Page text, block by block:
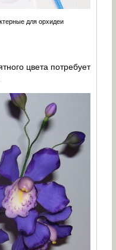
для орхидеи
цвета потребует